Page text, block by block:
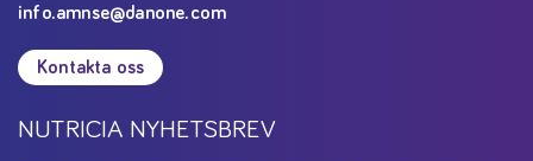
info.amnse@danone.com
Kontakta oss
NUTRICIA NYHETSBREV